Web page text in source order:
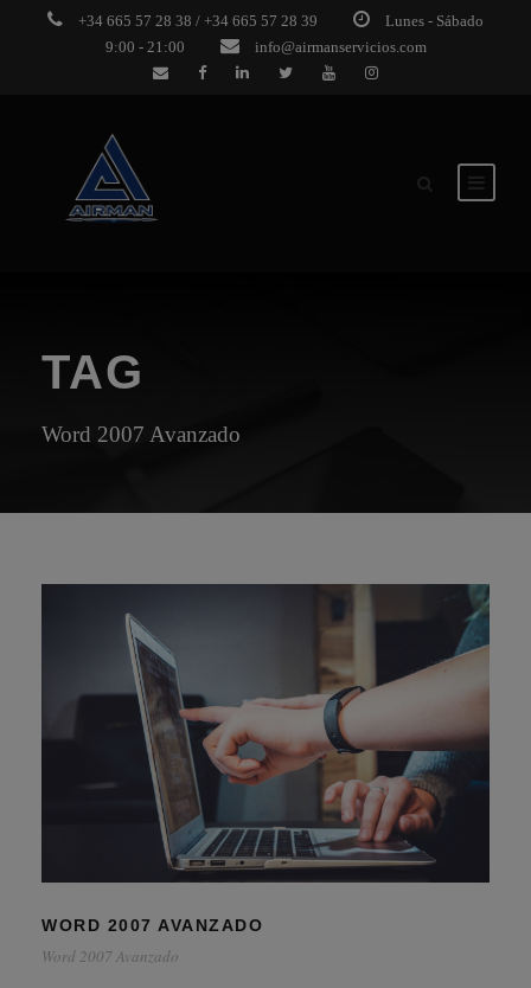
+34 665 57 28 38 / +34 665 57 28 39
Lunes - Sábado
9:00 - 21:00
info@airmanservicios.com
TAG
Word 2007 Avanzado
WORD 2007 AVANZADO
Word 2007 Avanzado